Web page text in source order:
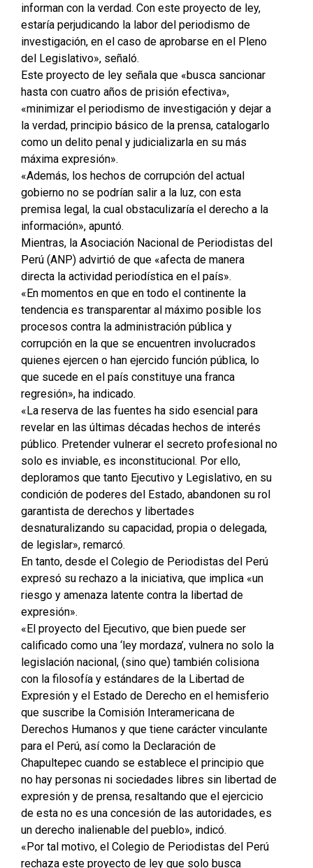
informan con la verdad. Con este proyecto de ley,
estaría perjudicando la labor del periodismo de
investigación, en el caso de aprobarse en el Pleno
del Legislativo», señaló.
Este proyecto de ley señala que «busca sancionar
hasta con cuatro años de prisión efectiva»,
«minimizar el periodismo de investigación y dejar a
la verdad, principio básico de la prensa, catalogarlo
como un delito penal y judicializarla en su más
máxima expresión».
«Además, los hechos de corrupción del actual
gobierno no se podrían salir a la luz, con esta
premisa legal, la cual obstaculizaría el derecho a la
información», apuntó.
Mientras, la Asociación Nacional de Periodistas del
Perú (ANP) advirtió de que «afecta de manera
directa la actividad periodística en el país».
«En momentos en que en todo el continente la
tendencia es transparentar al máximo posible los
procesos contra la administración pública y
corrupción en la que se encuentren involucrados
quienes ejercen o han ejercido función pública, lo
que sucede en el país constituye una franca
regresión», ha indicado.
«La reserva de las fuentes ha sido esencial para
revelar en las últimas décadas hechos de interés
público. Pretender vulnerar el secreto profesional no
solo es inviable, es inconstitucional. Por ello,
deploramos que tanto Ejecutivo y Legislativo, en su
condición de poderes del Estado, abandonen su rol
garantista de derechos y libertades
desnaturalizando su capacidad, propia o delegada,
de legislar», remarcó.
En tanto, desde el Colegio de Periodistas del Perú
expresó su rechazo a la iniciativa, que implica «un
riesgo y amenaza latente contra la libertad de
expresión».
«El proyecto del Ejecutivo, que bien puede ser
calificado como una ‘ley mordaza’, vulnera no solo la
legislación nacional, (sino que) también colisiona
con la filosofía y estándares de la Libertad de
Expresión y el Estado de Derecho en el hemisferio
que suscribe la Comisión Interamericana de
Derechos Humanos y que tiene carácter vinculante
para el Perú, así como la Declaración de
Chapultepec cuando se establece el principio que
no hay personas ni sociedades libres sin libertad de
expresión y de prensa, resaltando que el ejercicio
de esta no es una concesión de las autoridades, es
un derecho inalienable del pueblo», indicó.
«Por tal motivo, el Colegio de Periodistas del Perú
rechaza este proyecto de ley que solo busca